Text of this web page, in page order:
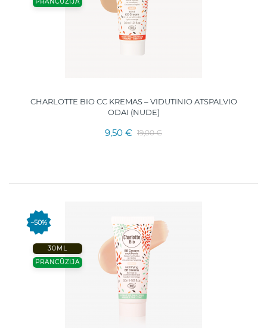
CHARLOTTE BIO CC KREMAS – VIDUTINIO ATSPALVIO
ODAI (NUDE)
9,50 € 19,00 €
−50%
30ML
PRANCŪZIJA